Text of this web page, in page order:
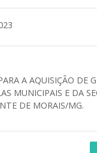
A AQUISIÇÃO DE
MUNICIPAIS E DA
DE MORAIS/MG.